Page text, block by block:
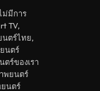
ม่มีการ
TV,
นตร์ไทย,
นตร์
ร์ของเรา
พยนตร์
ยนตร์